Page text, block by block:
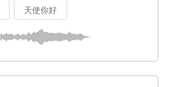
天使你好